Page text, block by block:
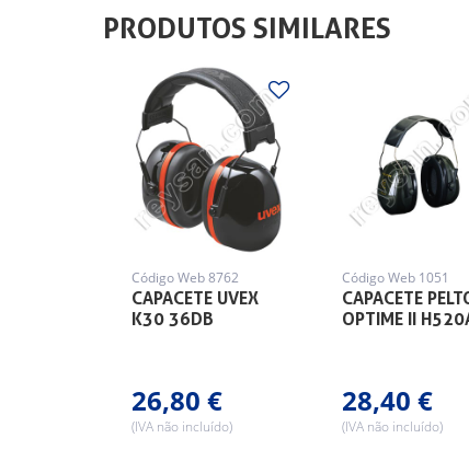
PRODUTOS SIMILARES
CAPACETE UVEX
K30 36DB
Código Web 8762
26,80 €
(IVA não incluído)
CAPACETE
OPTIME II
Código Web 1051
28,40 €
(IVA não incluído)